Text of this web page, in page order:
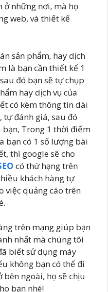
ở những nơi, mà họ
web, và thiết kế
sản phẩm, hay dịch
là bạn cần thiết kế 1
đó bạn sẽ tự chụp
hay dịch vụ của
có kèm thông tin dài
đánh giá, sau đó
bạn, Trong 1 thời điểm
bạn có 1 số lượng bài
thì google sẽ cho
có thứ hạng trên
khách hàng tự
việc quảng cáo trên
trên mạng giúp bạn
nhất mà chúng tôi
biết sử dụng máy
không bạn có thể đi
bên ngoài, họ sẽ chịu
bạn nhé!